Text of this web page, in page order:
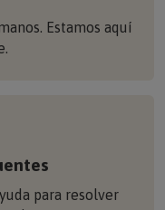
Estamos aquí
para resolver